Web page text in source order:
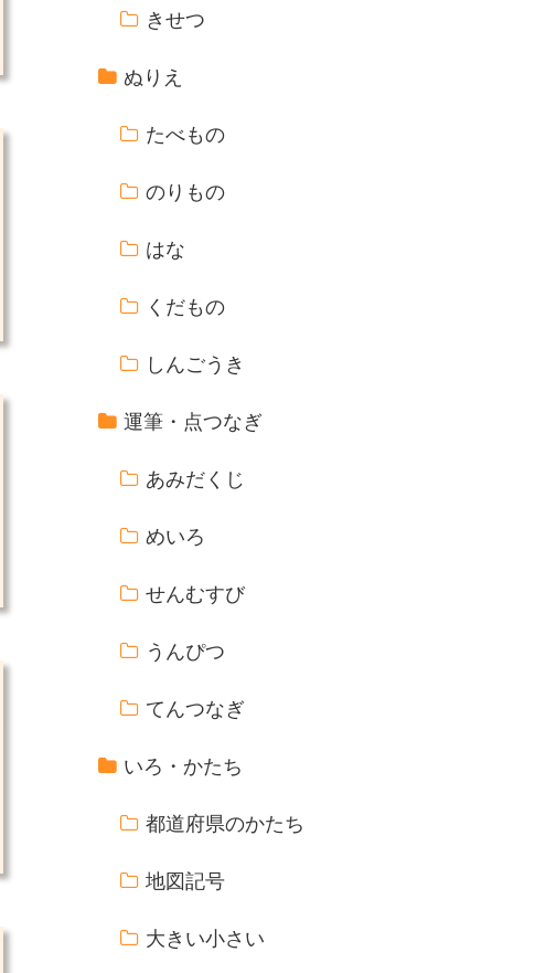
きせつ
ぬりえ
たべもの
のりもの
はな
くだもの
しんごうき
運筆・点つなぎ
あみだくじ
めいろ
せんむすび
うんぴつ
てんつなぎ
いろ・かたち
都道府県のかたち
地図記号
大きい小さい